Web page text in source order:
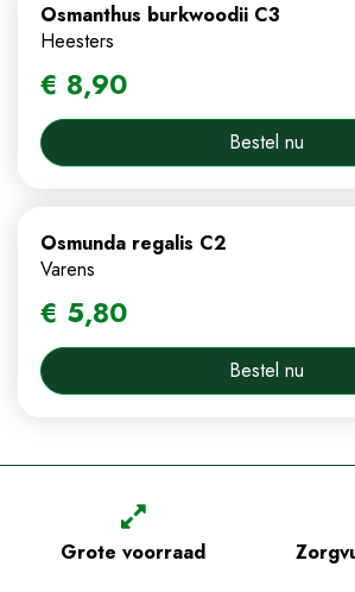
Osmanthus burkwoodii C3
Heesters
€ 8,90
Bestel nu
Osmunda regalis C2
Varens
€ 5,80
Bestel nu
Grote voorraad